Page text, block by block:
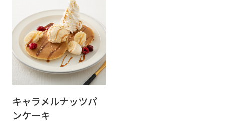
キャラメルナッツパ
ンケーキ